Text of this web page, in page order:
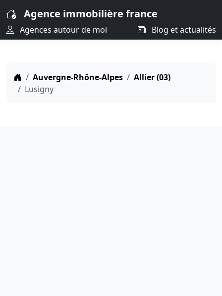
Agence immobilière france
Agences autour de moi Blog et actualités
Auvergne-Rhône-Alpes
Allier (03)
Lusigny